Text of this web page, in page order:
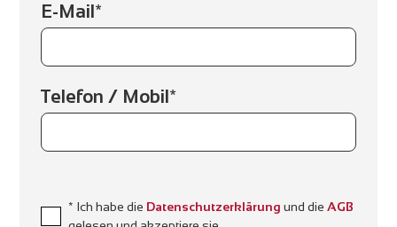
E-Mail*
Telefon / Mobil*
* Ich habe die Datenschutzerklärung und die AGB